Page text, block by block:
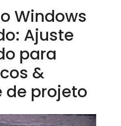
Windows
Ajuste
para
&
de projeto